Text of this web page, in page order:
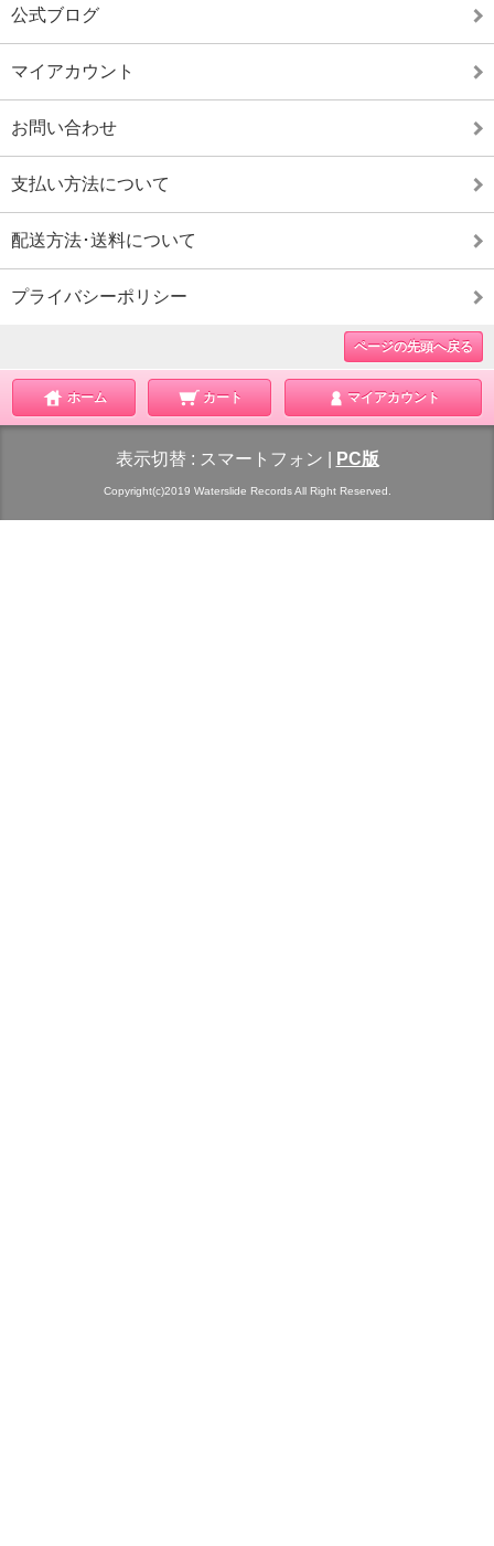
公式ブログ
マイアカウント
お問い合わせ
支払い方法について
配送方法･送料について
プライバシーポリシー
ページの先頭へ戻る
ホーム カート マイアカウント
表示切替 : スマートフォン PC版
Copyright(c)2019 Waterslide Records All Right Reserved.